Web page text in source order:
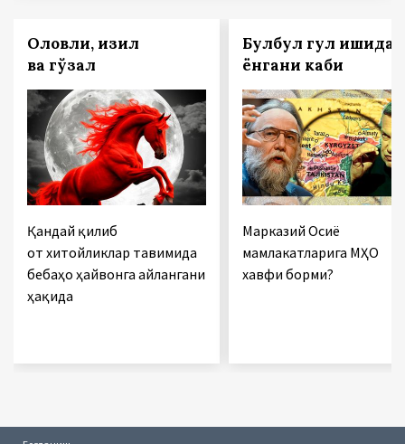
Оловли, қизил
ва гўзал
Қандай қилиб
от хитойликлар тавимида
бебаҳо ҳайвонга айлангани
ҳақида
Булбул гул ишқида
ёнгани каби
Марказий Осиё
мамлакатларига МҲО
хавфи борми?